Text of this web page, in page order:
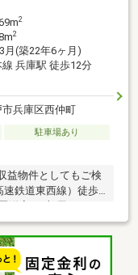
2
2
月(築22年6ヶ月)
線 兵庫駅 徒歩12分
兵庫区西仲町
駐車場あり
物件としてもご検
鉄道東西線）徒歩
すめポイント／①60
遮音・調湿に優れた
ムしやすい設計対
成ホームズによる